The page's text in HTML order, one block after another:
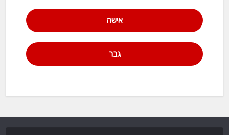
אישה
גבר